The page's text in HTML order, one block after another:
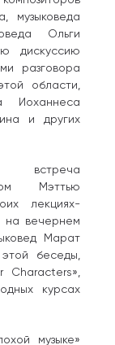
музыковеда
Ольги
дискуссию
разговора
области,
Иоханнеса
и других
встреча
Мэттью
лекциях-
на вечернем
Марат
беседы,
Characters»,
курсах
музыке»